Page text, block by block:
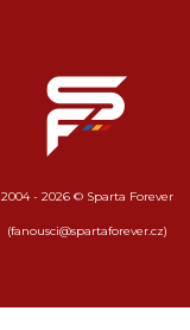
2004 - 2026 © Sparta Forever
(fanousci@spartaforever.cz)